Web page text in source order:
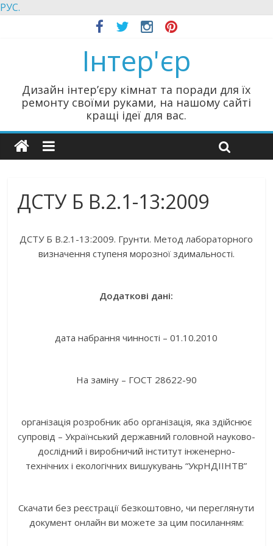
РУС.
Інтер'єр
Дизайн інтер’єру кімнат та поради для їх
ремонту своїми руками, на нашому сайті
кращі ідеї для вас.
ДСТУ Б В.2.1-13:2009
ДСТУ Б В.2.1-13:2009. Грунти. Метод лабораторного
визначення ступеня морозної здимальності.
Додаткові дані:
дата набрання чинності – 01.10.2010
На заміну – ГОСТ 28622-90
організація розробник або організація, яка здійснює
супровід – Український державний головной науково-
дослідний і виробничий інститут інженерно-
технічних і екологічних вишукувань “УкрНДІІНТВ”
Скачати без реєстрації безкоштовно, чи переглянути
документ онлайн ви можете за цим посиланням: